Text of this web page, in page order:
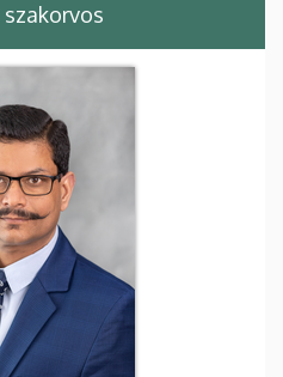
szakorvos